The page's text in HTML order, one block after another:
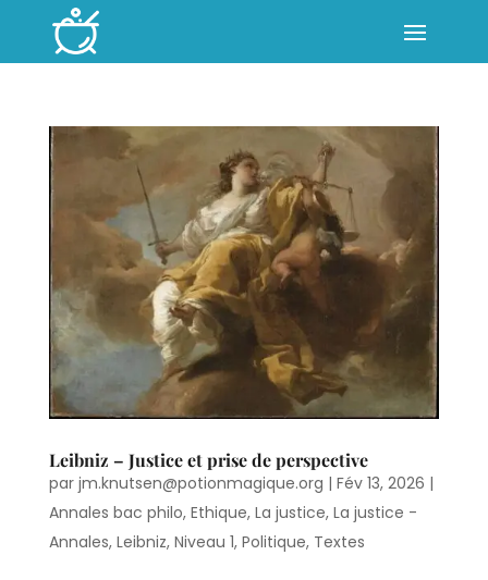
Leibniz – Justice et prise de perspective
par jm.knutsen@potionmagique.org | Fév 13, 2026 |
Annales bac philo, Ethique, La justice, La justice -
Annales, Leibniz, Niveau 1, Politique, Textes